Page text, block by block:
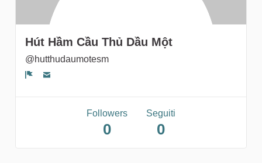
Hút Hầm Cầu Thủ Dầu Một
@hutthudaumotesm
Followers
0
Seguiti
0